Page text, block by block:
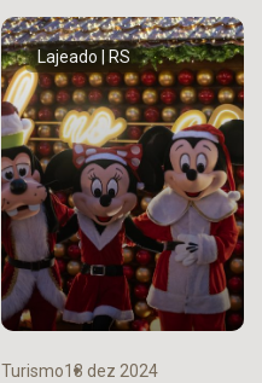
Lajeado | RS
Turismo13 dez 2024